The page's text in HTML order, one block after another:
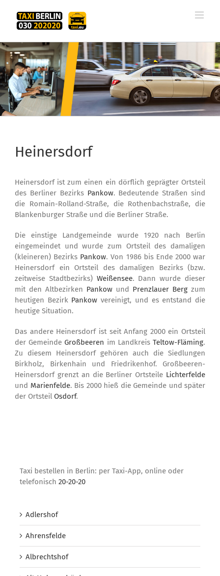
Inhalt
springen
Heinersdorf
Heinersdorf ist zum einen ein dörflich geprägter Ortsteil
des Berliner Bezirks Pankow. Bedeutende Straßen sind
die Romain-Rolland-Straße, die Rothenbachstraße, die
Blankenburger Straße und die Berliner Straße.
Die einstige Landgemeinde wurde 1920 nach Berlin
eingemeindet und wurde zum Ortsteil des damaligen
(kleineren) Bezirks Pankow. Von 1986 bis Ende 2000 war
Heinersdorf ein Ortsteil des damaligen Bezirks (bzw.
zeitweise Stadtbezirks) Weißensee. Dann wurde dieser
mit den Altbezirken Pankow und Prenzlauer Berg zum
heutigen Bezirk Pankow vereinigt, und es entstand die
heutige Situation.
Das andere Heinersdorf ist seit Anfang 2000 ein Ortsteil
der GemeindeGroßbeeren im LandkreisTeltow-Fläming.
Zu diesem Heinersdorf gehören auch die Siedlungen
Birkholz, Birkenhain und Friedrikenhof. Großbeeren-
Heinersdorf grenzt an die Berliner Ortsteile Lichterfelde
und Marienfelde. Bis 2000 hieß die Gemeinde und später
der Ortsteil Osdorf.
Taxi bestellen in Berlin: per Taxi-App, online oder
telefonisch 20-20-20
Adlershof
Ahrensfelde
Albrechtshof